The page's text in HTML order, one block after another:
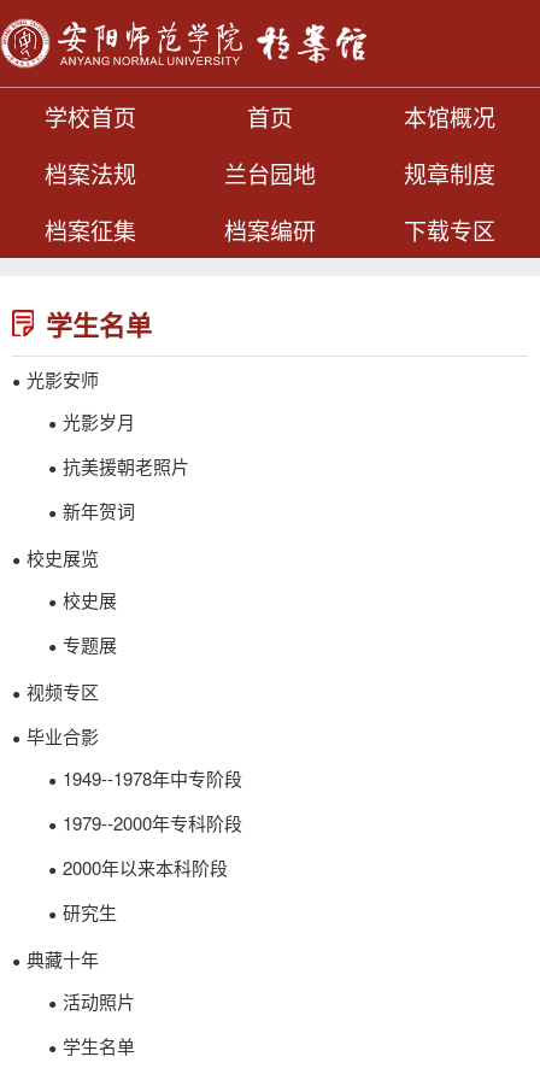
学校首页 首页
本馆概况
档案法规
兰台园地
规章制度
档案征集
档案编研 下载专区
学生名单
● 光影安师
● 光影岁月
● 抗美援朝老照片
● 新年贺词
● 校史展览
● 校史展
● 专题展
● 视频专区
● 毕业合影
● 1949--1978年中专阶段
● 1979--2000年专科阶段
● 2000年以来本科阶段
● 研究生
● 典藏十年
● 活动照片
● 学生名单